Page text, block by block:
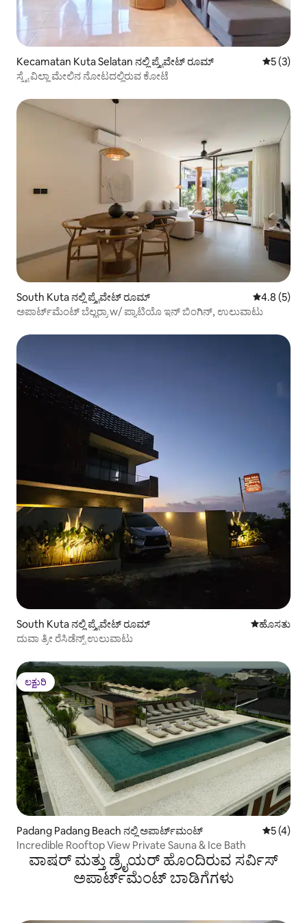
Kecamatan Kuta Selatan ನಲ್ಲಿ ಪ್ರೈವೇಟ್ ರೂಮ್ 5 ರಲ್ಲಿ 5
5 (3)
ಸ್ಕೈ ವಿಲ್ಲಾ ಮೇಲಿನ ನೋಟದಲ್ಲಿರುವ ಕೋಟೆ
South Kuta ನಲ್ಲಿ ಪ್ರೈವೇಟ್ ರೂಮ್ 5 ರಲ್ಲಿ 4.8
4.8 (5)
ಅಪಾರ್ಟ್‌ಮೆಂಟ್ ಬೆಲ್ಹರ್ರಾ w/ ಪ್ಯಾಟಿಯೊ ಇನ್ ಬಿಂಗಿನ್, ಉಲುವಾಟು
South Kuta ನಲ್ಲಿ ಪ್ರೈವೇಟ್ ರೂಮ್ ವಾಸ್ತವ್ಯ
ಹೊಸತು
ದುವಾ ತ್ರೀ ರೆಸಿಡೆನ್ಸ್ ಉಲುವಾಟು
ಲಕ್ಷುರಿ
ಲಕ್ಷುರಿ
Padang Padang Beach ನಲ್ಲಿ ಅಪಾರ್ಟ್‌ಮಂಟ್ 5 ರಲ್ಲಿ 5
5 (4)
Incredible Rooftop View Private Sauna & Ice Bath
ವಾಷರ್ ಮತ್ತು ಡ್ರೈಯರ್ ಹೊಂದಿರುವ ಸರ್ವಿಸ್
ಅಪಾರ್ಟ್‌ಮೆಂಟ್ ಬಾಡಿಗೆಗಳು